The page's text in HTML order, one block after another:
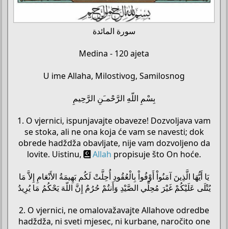
سورة المائدة
Medina - 120 ajeta
U ime Allaha, Milostivog, Samilosnog
بِسْمِ اللّهِ الرَّحْمـَنِ الرَّحِيمِ
1. O vjernici, ispunjavajte obaveze! Dozvoljava vam
se stoka, ali ne ona koja će vam se navesti; dok
obrede hadždža obavljate, nije vam dozvoljeno da
lovite. Uistinu,
Allah propisuje što On hoće.
يَا أَيُّهَا الَّذِينَ آمَنُواْ أَوْفُواْ بِالْعُقُودِ أُحِلَّتْ لَكُم بَهِيمَةُ الأَنْعَامِ إِلاَّ مَا
يُتْلَى عَلَيْكُمْ غَيْرَ مُحِلِّي الصَّيْدِ وَأَنتُمْ حُرُمٌ إِنَّ اللّهَ يَحْكُمُ مَا يُرِيدُ
2. O vjernici, ne omalovažavajte Allahove odredbe
hadždža, ni sveti mjesec, ni kurbane, naročito one